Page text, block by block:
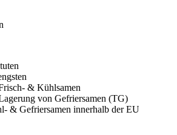
& Kühlsamen
von Gefriersamen (TG)
& Gefriersamen innerhalb der EU